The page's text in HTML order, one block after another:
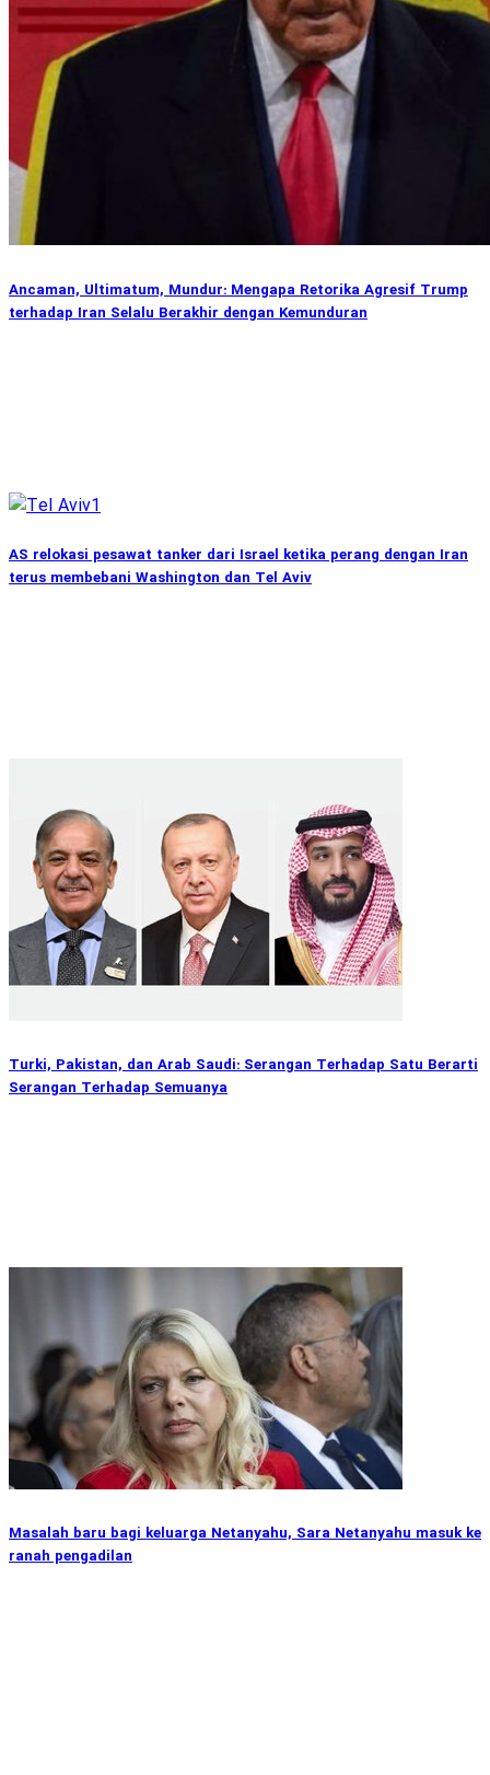
Ancaman, Ultimatum, Mundur: Mengapa Retorika Agresif Trump
terhadap Iran Selalu Berakhir dengan Kemunduran
AS relokasi pesawat tanker dari Israel ketika perang dengan Iran
terus membebani Washington dan Tel Aviv
Turki, Pakistan, dan Arab Saudi: Serangan Terhadap Satu Berarti
Serangan Terhadap Semuanya
Masalah baru bagi keluarga Netanyahu, Sara Netanyahu masuk ke
ranah pengadilan